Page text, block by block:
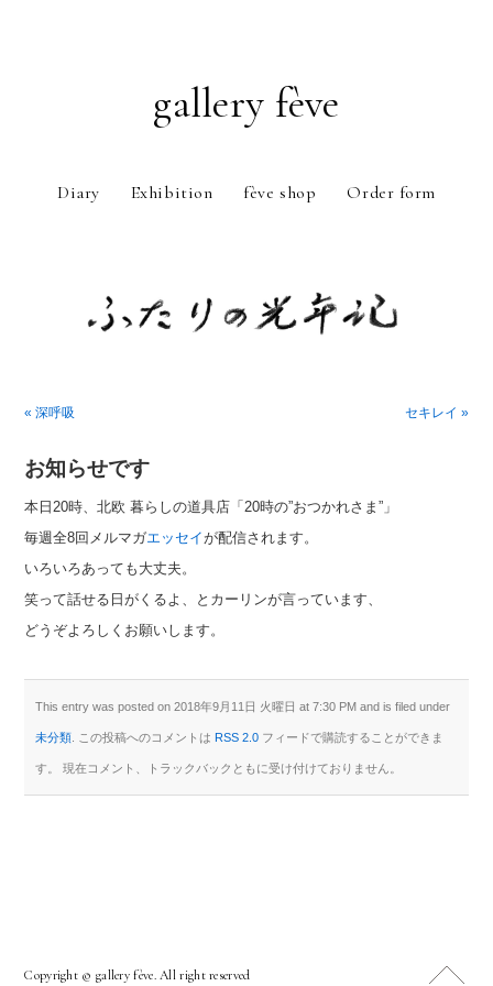
gallery fève
Diary Exhibition fève shop Order form
« 深呼吸
セキレイ »
お知らせです
本日20時、北欧 暮らしの道具店「20時の”おつかれさま”」
毎週全8回メルマガエッセイが配信されます。
いろいろあっても大丈夫。
笑って話せる日がくるよ、とカーリンが言っています、
どうぞよろしくお願いします。
This entry was posted on 2018年9月11日 火曜日 at 7:30 PM and is filed under
未分類 . この投稿へのコメントはRSS 2.0 フィードで購読することができま
す。 現在コメント、トラックバックともに受け付けておりません。
Copyright © gallery fève. All right reserved